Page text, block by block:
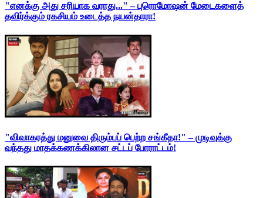
"எனக்கு அது சரியாக வராது..." – புரொமோஷன் மேடைகளைத்
தவிர்க்கும் ரகசியம் உடைத்த நயன்தாரா!
"விவாகரத்து மனுவை திரும்பப் பெற்ற சங்கீதா!" – முடிவுக்கு
வந்தது மாதக்கணக்கிலான சட்டப் போராட்டம்!